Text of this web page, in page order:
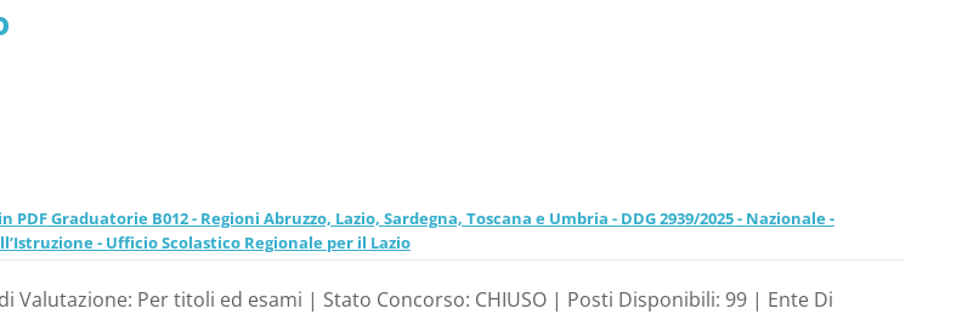
PDF Graduatorie B012 - Regioni Abruzzo, Lazio, Sardegna, Toscana e Umbria - DDG 2939/2025 - Nazionale -
- Ufficio Scolastico Regionale per il Lazio
Valutazione: Per titoli ed esami | Stato Concorso: CHIUSO | Posti Disponibili: 99 | Ente Di